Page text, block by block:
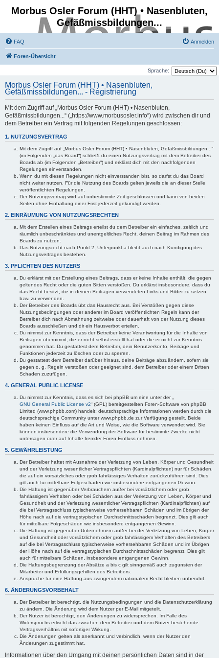
Morbus Osler Forum (HHT) • Nasenbluten,
Gefäßmissbildungen...
FAQ Anmelden
Foren-Übersicht
Sprache:
Morbus Osler Forum (HHT) • Nasenbluten,
Gefäßmissbildungen... - Registrierung
Mit dem Zugriff auf „Morbus Osler Forum (HHT) • Nasenbluten,
Gefäßmissbildungen...“ („https://www.morbusosler.info“) wird zwischen dir und
dem Betreiber ein Vertrag mit folgenden Regelungen geschlossen:
1. NUTZUNGSVERTRAG
Mit dem Zugriff auf „Morbus Osler Forum (HHT) • Nasenbluten, Gefäßmissbildungen...“
(im Folgenden „das Board“) schließt du einen Nutzungsvertrag mit dem Betreiber des
Boards ab (im Folgenden „Betreiber“) und erklärst dich mit den nachfolgenden
Regelungen einverstanden.
Wenn du mit diesen Regelungen nicht einverstanden bist, so darfst du das Board
nicht weiter nutzen. Für die Nutzung des Boards gelten jeweils die an dieser Stelle
veröffentlichten Regelungen.
Der Nutzungsvertrag wird auf unbestimmte Zeit geschlossen und kann von beiden
Seiten ohne Einhaltung einer Frist jederzeit gekündigt werden.
2. EINRÄUMUNG VON NUTZUNGSRECHTEN
Mit dem Erstellen eines Beitrags erteilst du dem Betreiber ein einfaches, zeitlich und
räumlich unbeschränktes und unentgeltliches Recht, deinen Beitrag im Rahmen des
Boards zu nutzen.
Das Nutzungsrecht nach Punkt 2, Unterpunkt a bleibt auch nach Kündigung des
Nutzungsvertrages bestehen.
3. PFLICHTEN DES NUTZERS
Du erklärst mit der Erstellung eines Beitrags, dass er keine Inhalte enthält, die gegen
geltendes Recht oder die guten Sitten verstoßen. Du erklärst insbesondere, dass du
das Recht besitzt, die in deinen Beiträgen verwendeten Links und Bilder zu setzen
bzw. zu verwenden.
Der Betreiber des Boards übt das Hausrecht aus. Bei Verstößen gegen diese
Nutzungsbedingungen oder anderer im Board veröffentlichten Regeln kann der
Betreiber dich nach Abmahnung zeitweise oder dauerhaft von der Nutzung dieses
Boards ausschließen und dir ein Hausverbot erteilen.
Du nimmst zur Kenntnis, dass der Betreiber keine Verantwortung für die Inhalte von
Beiträgen übernimmt, die er nicht selbst erstellt hat oder die er nicht zur Kenntnis
genommen hat. Du gestattest dem Betreiber, dein Benutzerkonto, Beiträge und
Funktionen jederzeit zu löschen oder zu sperren.
Du gestattest dem Betreiber darüber hinaus, deine Beiträge abzuändern, sofern sie
gegen o. g. Regeln verstoßen oder geeignet sind, dem Betreiber oder einem Dritten
Schaden zuzufügen.
4. GENERAL PUBLIC LICENSE
Du nimmst zur Kenntnis, dass es sich bei phpBB um eine unter der „
GNU General Public License v2“ (GPL) bereitgestellten Foren-Software von phpBB
Limited (www.phpbb.com) handelt; deutschsprachige Informationen werden durch die
deutschsprachige Community unter www.phpbb.de zur Verfügung gestellt. Beide
haben keinen Einfluss auf die Art und Weise, wie die Software verwendet wird. Sie
können insbesondere die Verwendung der Software für bestimmte Zwecke nicht
untersagen oder auf Inhalte fremder Foren Einfluss nehmen.
5. GEWÄHRLEISTUNG
Der Betreiber haftet mit Ausnahme der Verletzung von Leben, Körper und Gesundheit
und der Verletzung wesentlicher Vertragspflichten (Kardinalpflichten) nur für Schäden,
die auf ein vorsätzliches oder grob fahrlässiges Verhalten zurückzuführen sind. Dies
gilt auch für mittelbare Folgeschäden wie insbesondere entgangenen Gewinn.
Die Haftung ist gegenüber Verbrauchern außer bei vorsätzlichem oder grob
fahrlässigem Verhalten oder bei Schäden aus der Verletzung von Leben, Körper und
Gesundheit und der Verletzung wesentlicher Vertragspflichten (Kardinalpflichten) auf
die bei Vertragsschluss typischerweise vorhersehbaren Schäden und im übrigen der
Höhe nach auf die vertragstypischen Durchschnittsschäden begrenzt. Dies gilt auch
für mittelbare Folgeschäden wie insbesondere entgangenen Gewinn.
Die Haftung ist gegenüber Unternehmern außer bei der Verletzung von Leben, Körper
und Gesundheit oder vorsätzlichem oder grob fahrlässigem Verhalten des Betreibers
auf die bei Vertragsschluss typischerweise vorhersehbaren Schäden und im Übrigen
der Höhe nach auf die vertragstypischen Durchschnittsschäden begrenzt. Dies gilt
auch für mittelbare Schäden, insbesondere entgangenen Gewinn.
Die Haftungsbegrenzung der Absätze a bis c gilt sinngemäß auch zugunsten der
Mitarbeiter und Erfüllungsgehilfen des Betreibers.
Ansprüche für eine Haftung aus zwingendem nationalem Recht bleiben unberührt.
6. ÄNDERUNGSVORBEHALT
Der Betreiber ist berechtigt, die Nutzungsbedingungen und die Datenschutzerklärung
zu ändern. Die Änderung wird dem Nutzer per E-Mail mitgeteilt.
Der Nutzer ist berechtigt, den Änderungen zu widersprechen. Im Falle des
Widerspruchs erlischt das zwischen dem Betreiber und dem Nutzer bestehende
Vertragsverhältnis mit sofortiger Wirkung.
Die Änderungen gelten als anerkannt und verbindlich, wenn der Nutzer den
Änderungen zugestimmt hat.
Informationen über den Umgang mit deinen persönlichen Daten sind in der